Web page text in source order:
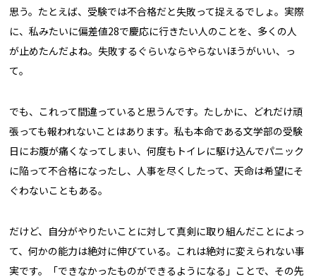
思う。たとえば、受験では不合格だと失敗って捉えるでしょ。実際
に、私みたいに偏差値28で慶応に行きたい人のことを、多くの人
が止めたんだよね。失敗するぐらいならやらないほうがいい、っ
て。
でも、これって間違っていると思うんです。たしかに、どれだけ頑
張っても報われないことはあります。私も本命である文学部の受験
日にお腹が痛くなってしまい、何度もトイレに駆け込んでパニック
に陥って不合格になったし、人事を尽くしたって、天命は希望にそ
ぐわないこともある。
だけど、自分がやりたいことに対して真剣に取り組んだことによっ
て、何かの能力は絶対に伸びている。これは絶対に変えられない事
実です。「できなかったものができるようになる」ことで、その先